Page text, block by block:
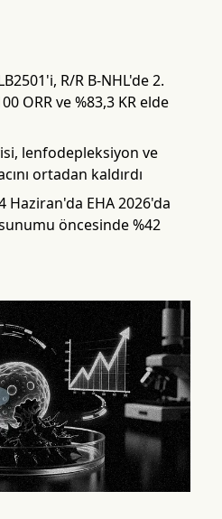
R/R B-NHL'de 2.
ORR ve %83,3 KR elde
lenfodepleksiyon ve
ortadan kaldırdı
Haziran'da EHA 2026'da
öncesinde %42